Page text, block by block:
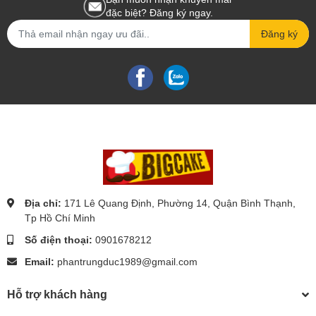
đặc biệt? Đăng ký ngay.
Đăng ký
Địa chỉ: 171 Lê Quang Định, Phường 14, Quận Bình Thạnh,
Tp Hồ Chí Minh
Số điện thoại: 0901678212
Email: phantrungduc1989@gmail.com
Hỗ trợ khách hàng